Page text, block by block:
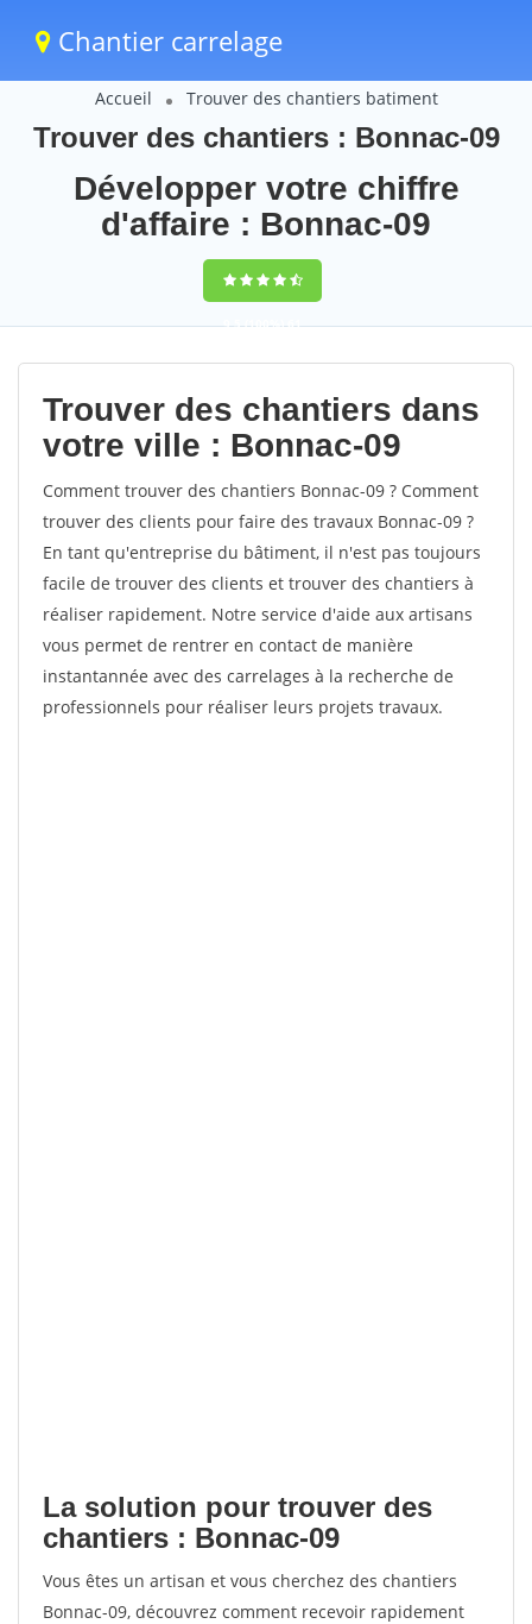
Chantier carrelage
Accueil Trouver des chantiers batiment
Trouver des chantiers : Bonnac-09
Développer votre chiffre
d'affaire : Bonnac-09
9,5(100%)61
votes
Trouver des chantiers dans
votre ville : Bonnac-09
Comment trouver des chantiers Bonnac-09 ? Comment
trouver des clients pour faire des travaux Bonnac-09 ?
En tant qu'entreprise du bâtiment, il n'est pas toujours
facile de trouver des clients et trouver des chantiers à
réaliser rapidement. Notre service d'aide aux artisans
vous permet de rentrer en contact de manière
instantannée avec des carrelages à la recherche de
professionnels pour réaliser leurs projets travaux.
La solution pour trouver des
chantiers : Bonnac-09
Vous êtes un artisan et vous cherchez des chantiers
Bonnac-09, découvrez comment recevoir rapidement